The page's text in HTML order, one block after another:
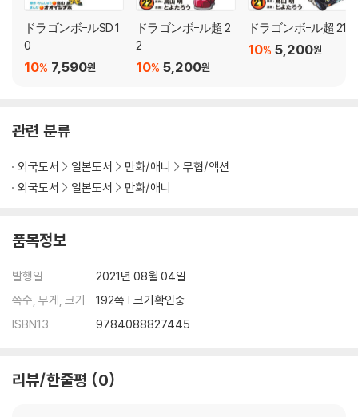
ドラゴンボ-ルSD 1
0
7,590원
10%
ドラゴンボ-ル超 2
2
5,200원
10%
ドラゴンボ-ル超 21
5,200원
10%
관련 분류
외국도서 일본도서 만화/애니
무협/액션
외국도서
일본도서 만화/애니
품목정보
발행일
2021년 08월 04일
쪽수, 무게, 크기
192쪽 | 크기확인중
ISBN13
9784088827445
리뷰/한줄평 0